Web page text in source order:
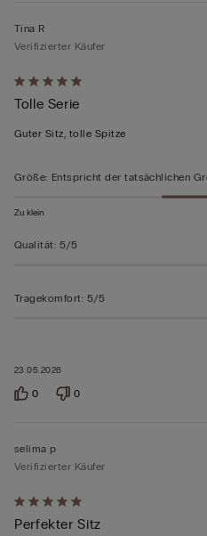
Mit
5
von
bewertet
23.05.2026
Tina R
Verifizierter Käufer
Tolle Serie
Guter Sitz, tolle Spitze
Größe: Entspricht der tatsächlichen
Zu klein
Qualität: 5/5
Tragekomfort: 5/5
0 0
Mit
5
selima p
Verifizierter Käufer
Perfekter Sitz